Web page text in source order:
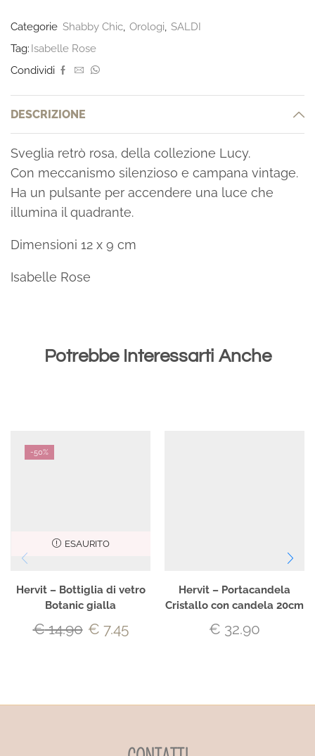
Categorie Shabby Chic Orologi SALDI
Tag: Isabelle Rose
Condividi
DESCRIZIONE
Sveglia retrò rosa, della collezione Lucy.
Con meccanismo silenzioso e campana vintage.
Ha un pulsante per accendere una luce che
illumina il quadrante.
Dimensioni 12 x 9 cm
Isabelle Rose
Potrebbe Interessarti Anche
-50%
ESAURITO
Hervit – Bottiglia di vetro
Botanic gialla
€14.90 € 7.45
Hervit – Portacandela
Cristallo con candela 20cm
€ 32.90